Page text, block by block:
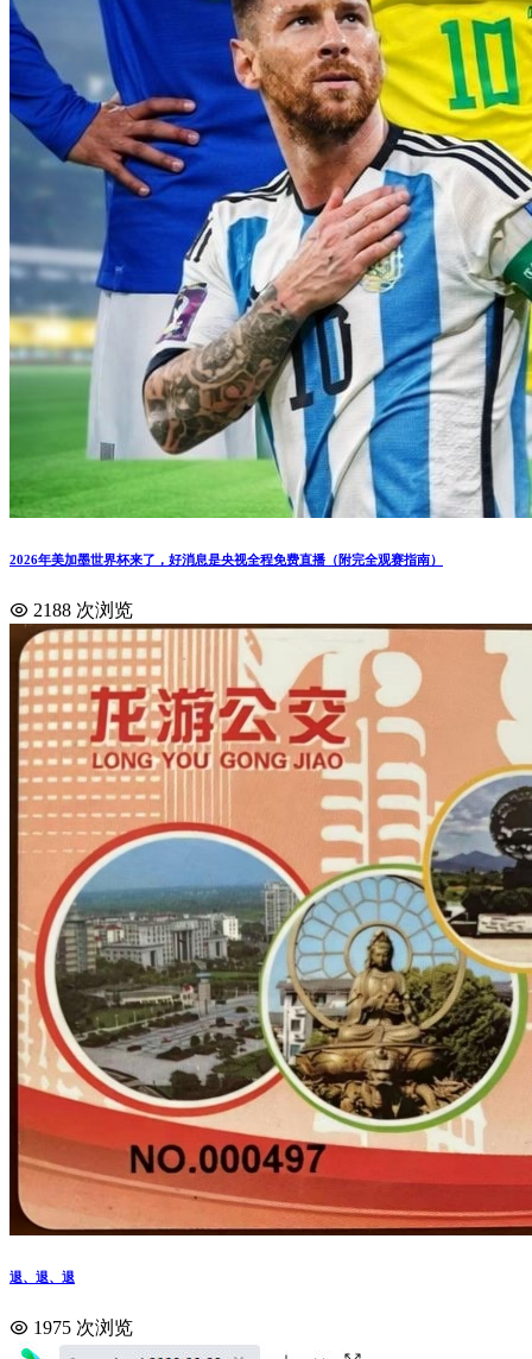
2026年美加墨世界杯来了，好消息是央视全程免费直播（附完全观赛指南）
2188 次浏览
退、退、退
1975 次浏览